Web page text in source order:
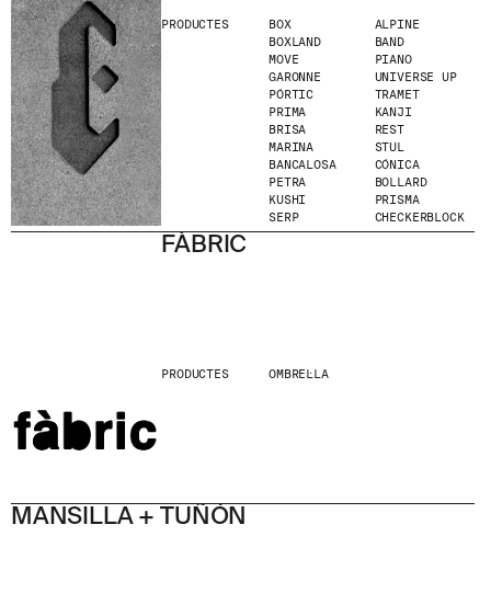
PRODUCTES
BOX
BOXLAND
MOVE
GARONNE
PÓRTIC
PRIMA
BRISA
MARINA
BANCALOSA
PETRA
KUSHI
SERP
ALPINE
BAND
PIANO
UNIVERSE UP
TRAMET
KANJI
REST
STUL
CÓNICA
BOLLARD
PRISMA
CHECKERBLOCK
FÀBRIC
PRODUCTES OMBREL·LA
MANSILLA + TUÑÓN